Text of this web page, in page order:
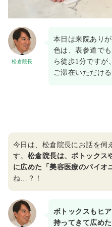
松倉院長
本日は来院あり
色は、表参道で
ら徒歩1分ですが
ご滞在いただけ
今日は、松倉院長にお話を伺
す。 松倉院長は、ボトックス
に広めた「美容医療のパイオ
ね…？！
ボトックスもヒ
持ってきて広めた